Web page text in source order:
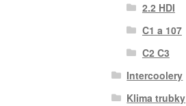
2.2 HDI
C1 a 107
C2 C3
Intercoolery
Klima trubky